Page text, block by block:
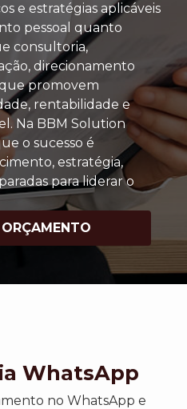
e estratégias aplicáveis
pessoal quanto
consultoria,
direcionamento
promovem
rentabilidade e
Na BBM Solution
o sucesso é
estratégia,
para liderar o
WhatsApp
no WhatsApp e